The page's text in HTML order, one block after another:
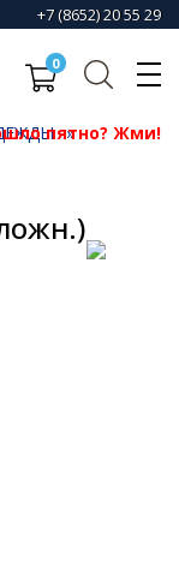
+7 (8652) 20 55 29
0
пятно? Жми!